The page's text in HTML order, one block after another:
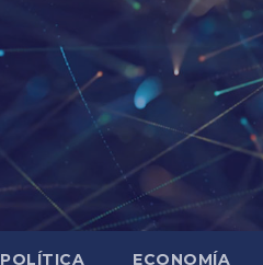
POLÍTICA ECONOMÍA